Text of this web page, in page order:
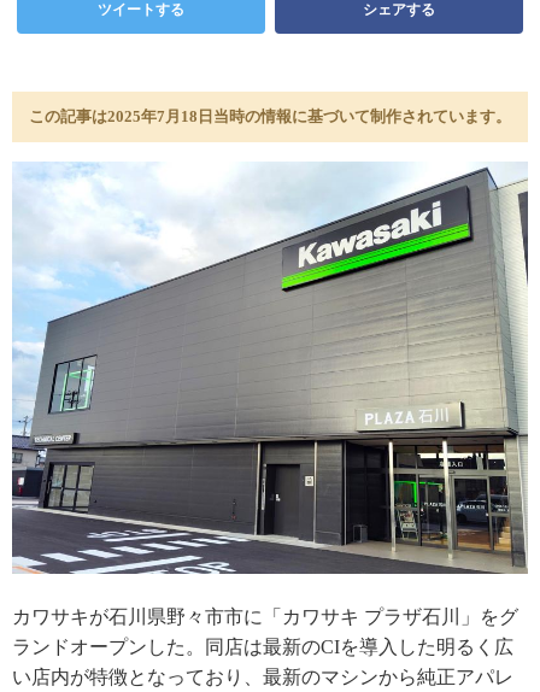
ツイートする シェアする
この記事は2025年7月18日当時の情報に基づいて制作されています。
カワサキが石川県​野々市市に「カワサキ プラザ石川」をグ
ランドオープンした。同店は最新のCIを導入した明るく広
い店内が特徴となっており、最新のマシンから純正アパレ